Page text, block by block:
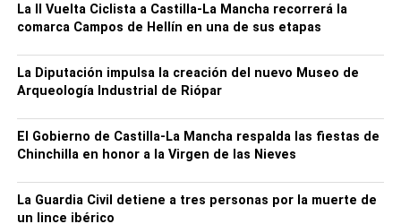
Publicidad
La Consejería de Desarrollo Sostenible tiene en
previsión poder liberar cuatro ejemplares más, uno de
ellos un buitre negro (especie catalogada en peligro
de extinción) en el presente año 2021, y otros tres
buitres leonados, rescatados en dos casos en la
ciudad de Albacete.
La II Vuelta Ciclista a Castilla-La Mancha recorrerá la
comarca Campos de Hellín en una de sus etapas
La Diputación impulsa la creación del nuevo Museo de
Arqueología Industrial de Riópar
El Gobierno de Castilla-La Mancha respalda las fiestas de
Chinchilla en honor a la Virgen de las Nieves
La Guardia Civil detiene a tres personas por la muerte de
un lince ibérico